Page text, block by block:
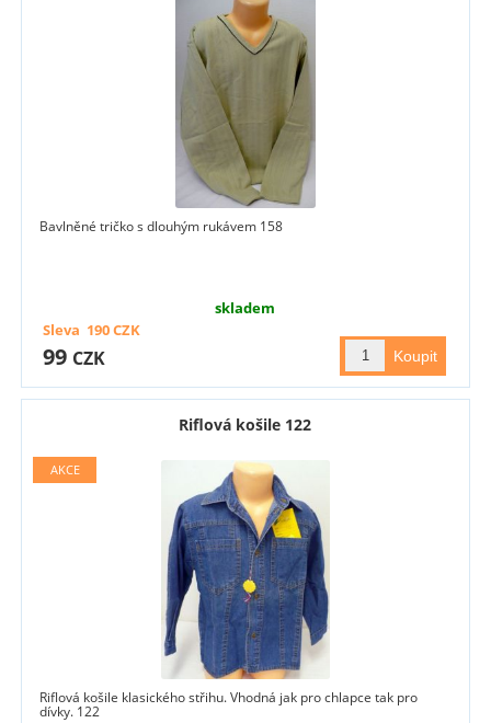
Bavlněné tričko s dlouhým rukávem 158
skladem
99 CZK
Sleva 190CZK
Riflová košile 122
Riflová košile klasického střihu. Vhodná jak pro chlapce tak pro
dívky. 122